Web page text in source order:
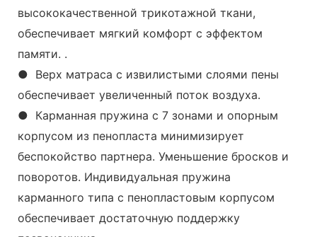
высококачественной трикотажной ткани,
обеспечивает мягкий комфорт с эффектом
памяти. .
● Верх матраса с извилистыми слоями пены
обеспечивает увеличенный поток воздуха.
● Карманная пружина с 7 зонами и опорным
корпусом из пенопласта минимизирует
беспокойство партнера. Уменьшение бросков и
поворотов. Индивидуальная пружина
карманного типа с пенопластовым корпусом
обеспечивает достаточную поддержку